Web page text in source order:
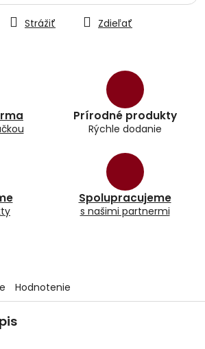
Prírodné produkty
Rýchle dodanie
Spolupracujeme
s našimi partnermi
Strážiť Zdieľať
Hodnotenie